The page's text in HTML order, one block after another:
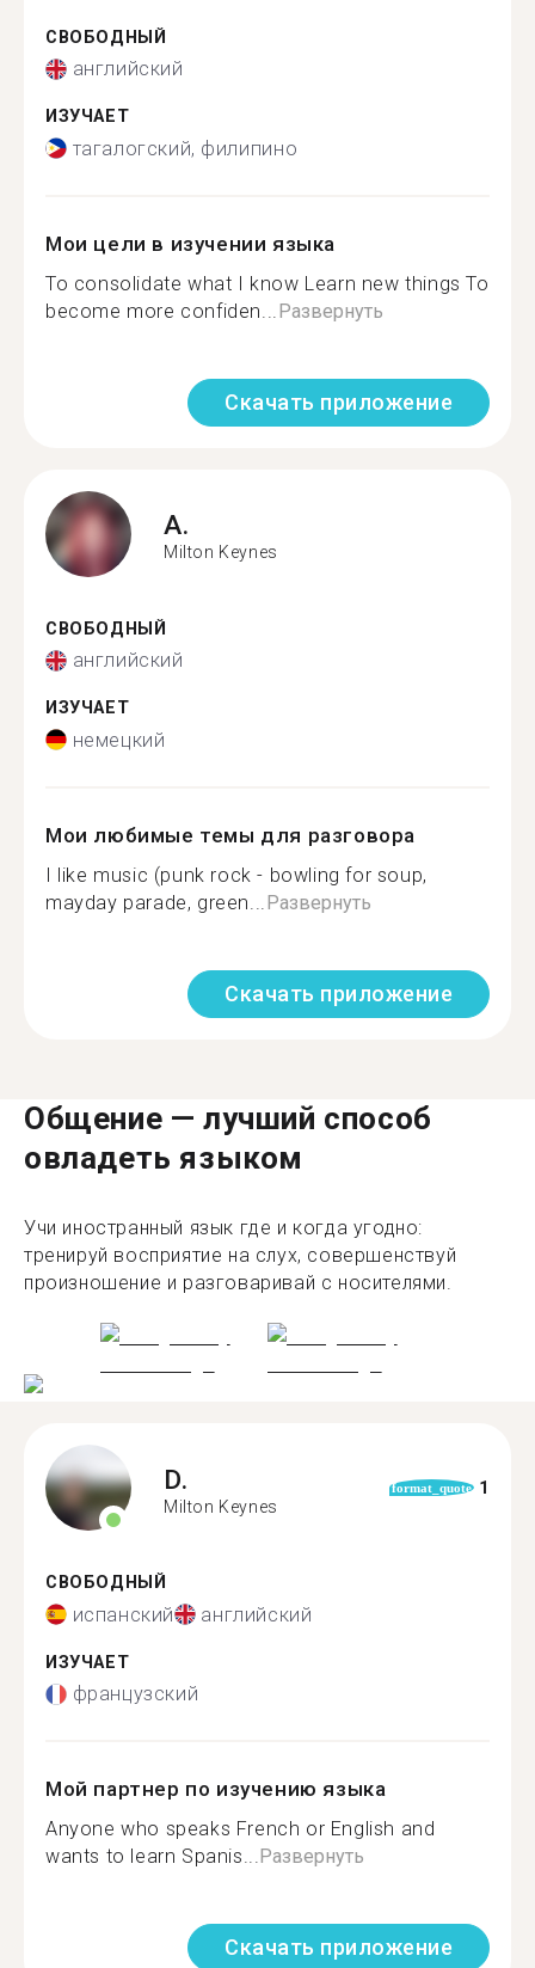
СВОБОДНЫЙ
английский
ИЗУЧАЕТ
тагалогский, филипино
Мои цели в изучении языка
To consolidate what I know Learn new things To
become more confiden... Развернуть
Скачать приложение
A.
Milton Keynes
СВОБОДНЫЙ
английский
ИЗУЧАЕТ
немецкий
Мои любимые темы для разговора
I like music (punk rock - bowling for soup,
mayday parade, green... Развернуть
Скачать приложение
Общение — лучший способ
овладеть языком
Учи иностранный язык где и когда угодно:
тренируй восприятие на слух, совершенствуй
произношение и разговаривай с носителями.
D.
Milton Keynes
format_quote 1
СВОБОДНЫЙ
испанский английский
ИЗУЧАЕТ
французский
Мой партнер по изучению языка
Anyone who speaks French or English and
wants to learn Spanis...Развернуть
Скачать приложение